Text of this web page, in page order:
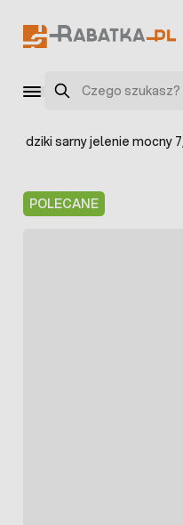
Szukaj
na dziki sarny jelenie mocny
POLECANE